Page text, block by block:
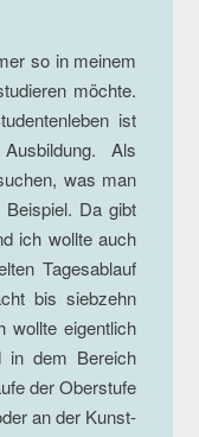
so in meinem
möchte.
ist
Als
was man
Da gibt
ich wollte auch
Tagesablauf
bis siebzehn
wollte eigentlich
in dem Bereich
der Oberstufe
an der Kunst-